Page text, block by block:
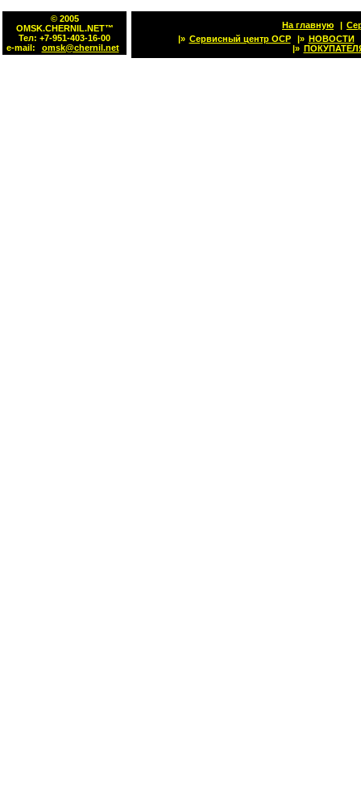
© 2005
OMSK.CHERNIL.NET™
Тел: +7-951-403-16-00
e-mail:
omsk@chernil.net
На главную |
|» Сервисный центр OCP |» НОВОСТИ
|»